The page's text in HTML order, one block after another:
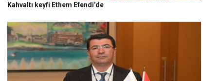
Kahvaltı keyfi Ethem Efendi’de